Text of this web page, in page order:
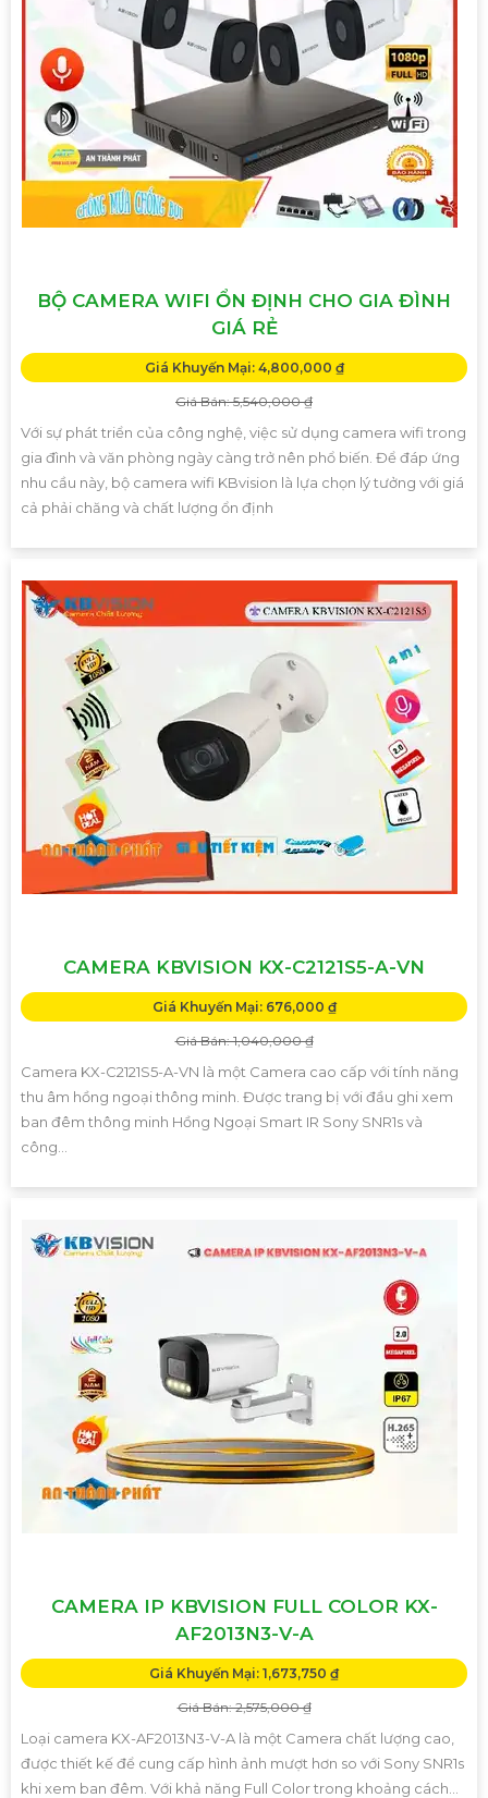
BỘ CAMERA WIFI ỔN ĐỊNH CHO GIA ĐÌNH
GIÁ RẺ
Giá Khuyến Mại: 4,800,000 ₫
Giá Bán: 5,540,000 ₫
Với sự phát triển của công nghệ, việc sử dụng camera wifi trong
gia đình và văn phòng ngày càng trở nên phổ biến. Để đáp ứng
nhu cầu này, bộ camera wifi KBvision là lựa chọn lý tưởng với giá
cả phải chăng và chất lượng ổn định
CAMERA KBVISION KX-C2121S5-A-VN
Giá Khuyến Mại: 676,000 ₫
Giá Bán: 1,040,000 ₫
Camera KX-C2121S5-A-VN là một Camera cao cấp với tính năng
thu âm hồng ngoại thông minh. Được trang bị với đầu ghi xem
ban đêm thông minh Hồng Ngoại Smart IR Sony SNR1s và
công...
CAMERA IP KBVISION FULL COLOR KX-
AF2013N3-V-A
Giá Khuyến Mại: 1,673,750 ₫
Giá Bán: 2,575,000 ₫
Loại camera KX-AF2013N3-V-A là một Camera chất lượng cao,
được thiết kế để cung cấp hình ảnh mượt hơn so với Sony SNR1s
khi xem ban đêm. Với khả năng Full Color trong khoảng cách...